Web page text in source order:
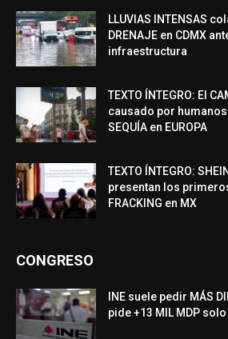
LLUVIAS INTENSAS
DRENAJE en CDMX
infraestructura
TEXTO ÍNTEGRO: El
causado por
SEQUÍA en EUROPA
TEXTO ÍNTEGRO:
presentan los
FRACKING en MX
CONGRESO
INE suele pedir MÁS
pide +13 MIL MDP